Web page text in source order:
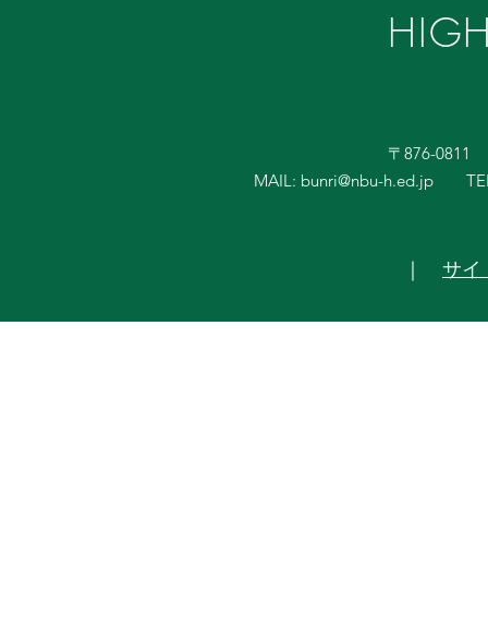
〒876-0811
MAIL: bunri@nbu-h.ed.jp
｜ サイ